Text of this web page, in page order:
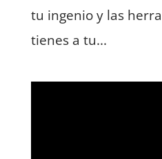
tu ingenio y las
tienes a tu...